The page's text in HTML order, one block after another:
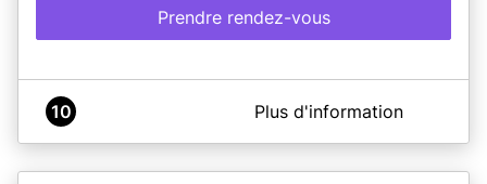
Prendre rendez-vous
A propos de Mairie Le Crès
différentes demandes de cartes nationales d’identité et
10 Plus d'information